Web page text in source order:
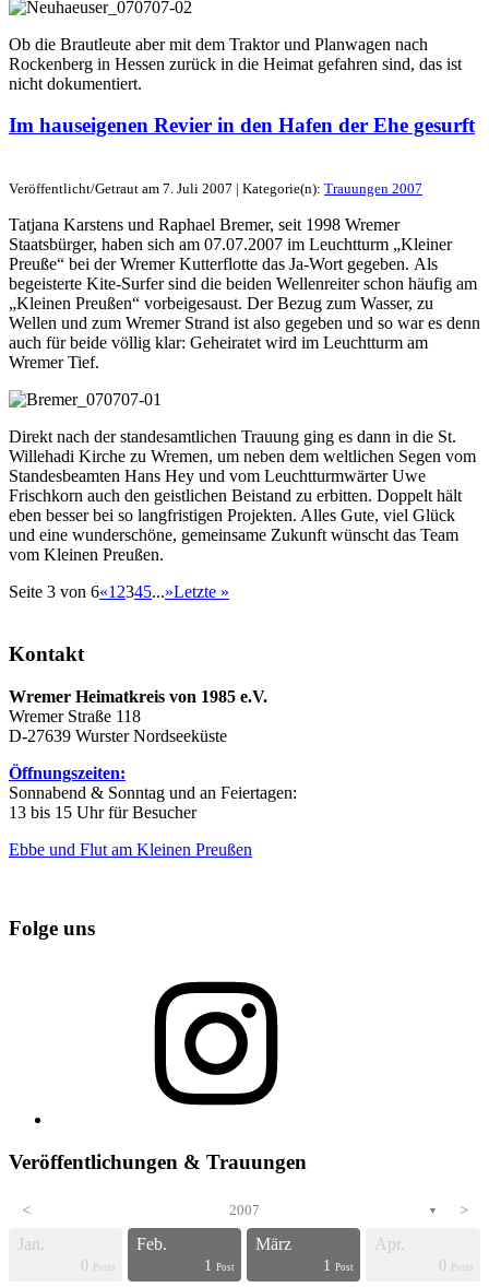
Ob die Brautleute aber mit dem Traktor und Planwagen nach
Rockenberg in Hessen zurück in die Heimat gefahren sind, das ist
nicht dokumentiert.
Im hauseigenen Revier in den Hafen der Ehe gesurft
Veröffentlicht/Getraut am 7. Juli 2007 | Kategorie(n): Trauungen 2007
Tatjana Karstens und Raphael Bremer, seit 1998 Wremer
Staatsbürger, haben sich am 07.07.2007 im Leuchtturm „Kleiner
Preuße“ bei der Wremer Kutterflotte das Ja-Wort gegeben. Als
begeisterte Kite-Surfer sind die beiden Wellenreiter schon häufig am
„Kleinen Preußen“ vorbeigesaust. Der Bezug zum Wasser, zu
Wellen und zum Wremer Strand ist also gegeben und so war es denn
auch für beide völlig klar: Geheiratet wird im Leuchtturm am
Wremer Tief.
Direkt nach der standesamtlichen Trauung ging es dann in die St.
Willehadi Kirche zu Wremen, um neben dem weltlichen Segen vom
Standesbeamten Hans Hey und vom Leuchtturmwärter Uwe
Frischkorn auch den geistlichen Beistand zu erbitten. Doppelt hält
eben besser bei so langfristigen Projekten. Alles Gute, viel Glück
und eine wunderschöne, gemeinsame Zukunft wünscht das Team
vom Kleinen Preußen.
Seite 3 von 6«1 2345...»Letzte »
Kontakt
Wremer Heimatkreis von 1985 e.V.
Wremer Straße 118
D-27639 Wurster Nordseeküste
Öffnungszeiten:
Sonnabend & Sonntag und an Feiertagen:
13 bis 15 Uhr für Besucher
Ebbe und Flut am Kleinen Preußen
Folge uns
Veröffentlichungen & Trauungen
< 2007 ▼ >
Jan.
0 Posts
Feb.
1 Post
März
1 Post
Apr.
0 Posts